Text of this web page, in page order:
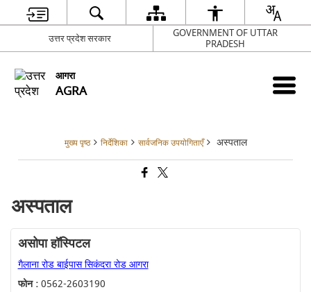
उत्तर प्रदेश सरकार
GOVERNMENT OF UTTAR
PRADESH
आगरा
AGRA
मुख्य पृष्ठ निर्देशिका सार्वजनिक उपयोगिताएँ अस्पताल
अस्पताल
असोपा हॉस्पिटल
गैलाना रोड बाईपास सिकंदरा रोड आगरा
फोन :0562-2603190